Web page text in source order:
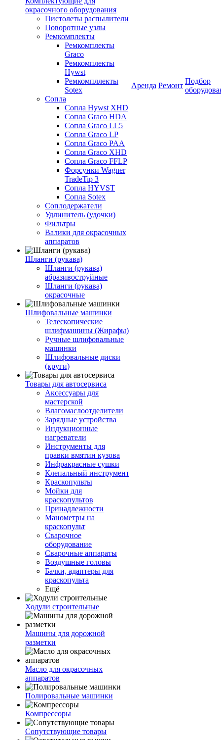
окрасочного оборудования
Пистолеты распылители
Поворотные узлы
Ремкомплекты
Ремкомплекты
Graco
Ремкомплекты
Hywst
Ремкомпллекты
Sotex
Сопла
Сопла Hywst XHD
Сопла Graco HDA
Сопла Graco LL5
Сопла Graco LP
Сопла Graco PAA
Сопла Graco XHD
Сопла Graco FFLP
Форсунки Wagner
TradeTip 3
Сопла HYVST
Сопла Sotex
Соплодержатели
Удлинитель (удочки)
Фильтры
Валики для окрасочных
аппаратов
Шланги (рукава)
Шланги (рукава)
абразивоструйные
Шланги (рукава)
окрасочные
Шлифовальные машинки
Телескопические
шлифмашины (Жирафы)
Ручные шлифовальные
машинки
Шлифовальные диски
(круги)
Товары для автосервиса
Аксессуары для
мастерской
Влагомаслоотделители
Зарядные устройства
Индукционные
нагреватели
Инструменты для
правки вмятин кузова
Инфракрасные сушки
Клепальный инструмент
Краскопульты
Мойки для
краскопультов
Принадлежности
Манометры на
краскопульт
Сварочное
оборудование
Сварочные аппараты
Воздушные головы
Бачки, адаптеры для
краскопульта
Ещё
Ходули строительные
Машины для дорожной
разметки
Масло для окрасочных
аппаратов
Полировальные машинки
Компрессоры
Сопутствующие товары
Аренда Ремонт
Подбор